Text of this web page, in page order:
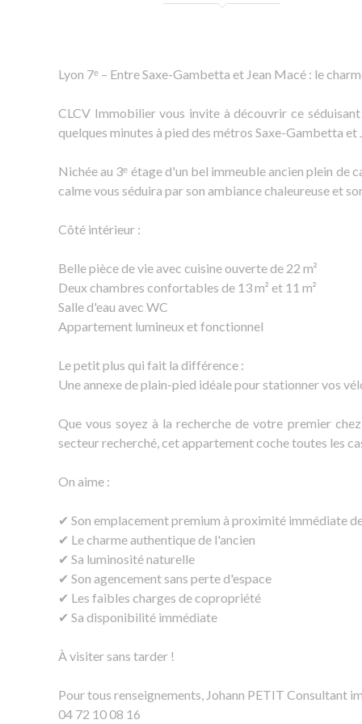
Lyon 7ᵉ – Entre Saxe-Gambetta et Jean Macé : le
CLCV Immobilier vous invite à découvrir ce
quelques minutes à pied des métros Saxe-Gambetta
Nichée au 3ᵉ étage d'un bel immeuble ancien plein de
calme vous séduira par son ambiance chaleureuse et
Côté intérieur :
Belle pièce de vie avec cuisine ouverte de 22 m²
Deux chambres confortables de 13 m² et 11 m²
Salle d'eau avec WC
Appartement lumineux et fonctionnel
Le petit plus qui fait la différence :
Une annexe de plain-pied idéale pour stationner vos
Que vous soyez à la recherche de votre premier
secteur recherché, cet appartement coche toutes les
On aime :
✔ Son emplacement premium à proximité immédiate
✔ Le charme authentique de l'ancien
✔ Sa luminosité naturelle
✔ Son agencement sans perte d'espace
✔ Les faibles charges de copropriété
✔ Sa disponibilité immédiate
À visiter sans tarder !
Pour tous renseignements, Johann PETIT Consultant
04 72 10 08 16